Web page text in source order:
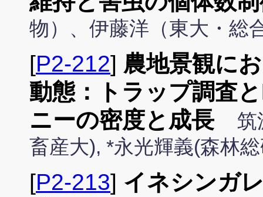
物）、伊藤洋（東大・総
[P2-212] 農地景観に
動態：トラップ調査
ニーの密度と成長
筑
畜産大), *永光輝義(森林
[P2-213] イネシンガ